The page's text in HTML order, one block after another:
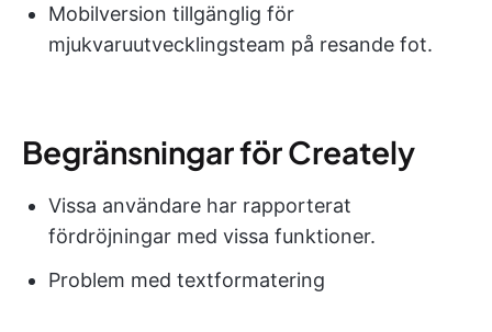
Mobilversion tillgänglig för
mjukvaruutvecklingsteam på resande fot.
Begränsningar för Creately
Vissa användare har rapporterat
fördröjningar med vissa funktioner.
Problem med textformatering